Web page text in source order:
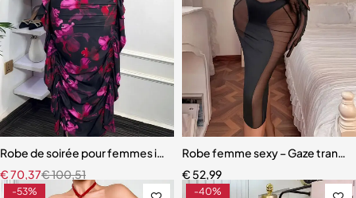
Robe de soirée pour femmes imprimé fleuri une épaule sans
€100,51
€70,37
Robe femme sexy – Gaze
€ 52,99
-53% -40%